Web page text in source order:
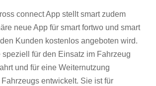
connect App stellt smart zudem
neue App für smart fortwo und smart
Kunden kostenlos angeboten wird.
speziell für den Einsatz im Fahrzeug
und für eine Weiternutzung
entwickelt. Sie ist für